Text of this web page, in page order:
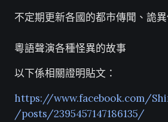
不定期更新各國的都市傳聞、詭異
粵語聲演各種怪異的故事
以下係相關證明貼文：
https://www.facebook.com/
/posts/2395457147186135/